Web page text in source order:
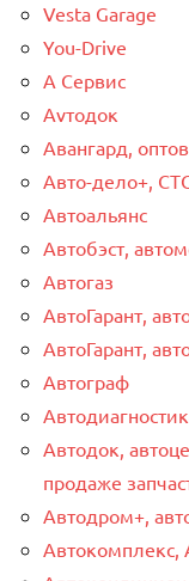
Vesta Garage
You-Drive
А Сервис
Аvтодок
Авангард,
Авто-дело+,
Автоальянс
Автобэст,
Автогаз
АвтоГарант,
АвтоГарант,
Автограф
Автодок,
продаже
Автодром+,
Автокомплекс,